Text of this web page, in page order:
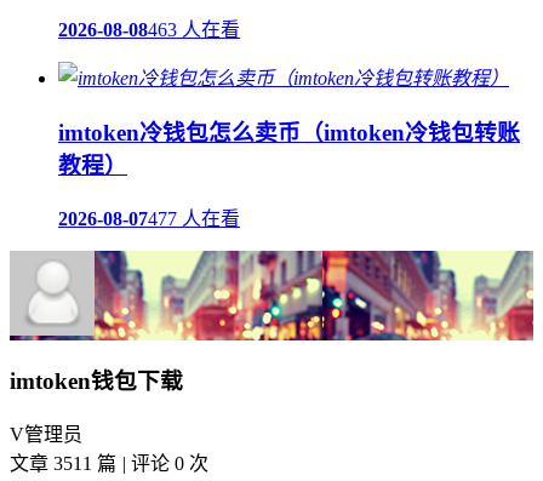
2026-08-08463 人在看
imtoken冷钱包怎么卖币（imtoken冷钱包转账
教程）
2026-08-07477 人在看
imtoken钱包下载
V管理员
文章 3511 篇 | 评论 0 次